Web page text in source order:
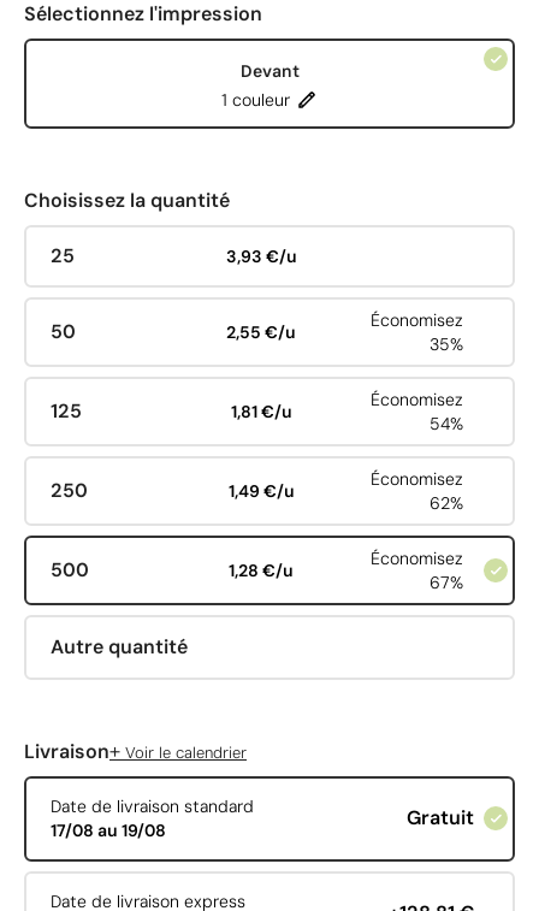
Sélectionnez l'impression
Devant
1 couleur
Choisissez la quantité
25 3,93 €/u
50 2,55 €/u
Économisez
35%
125 1,81 €/u
Économisez
54%
250 1,49 €/u
Économisez
62%
500 1,28 €/u
Économisez
67%
Autre quantité
Livraison+ Voir le calendrier
Date de livraison standard
17/08 au 19/08
Gratuit
Date de livraison express